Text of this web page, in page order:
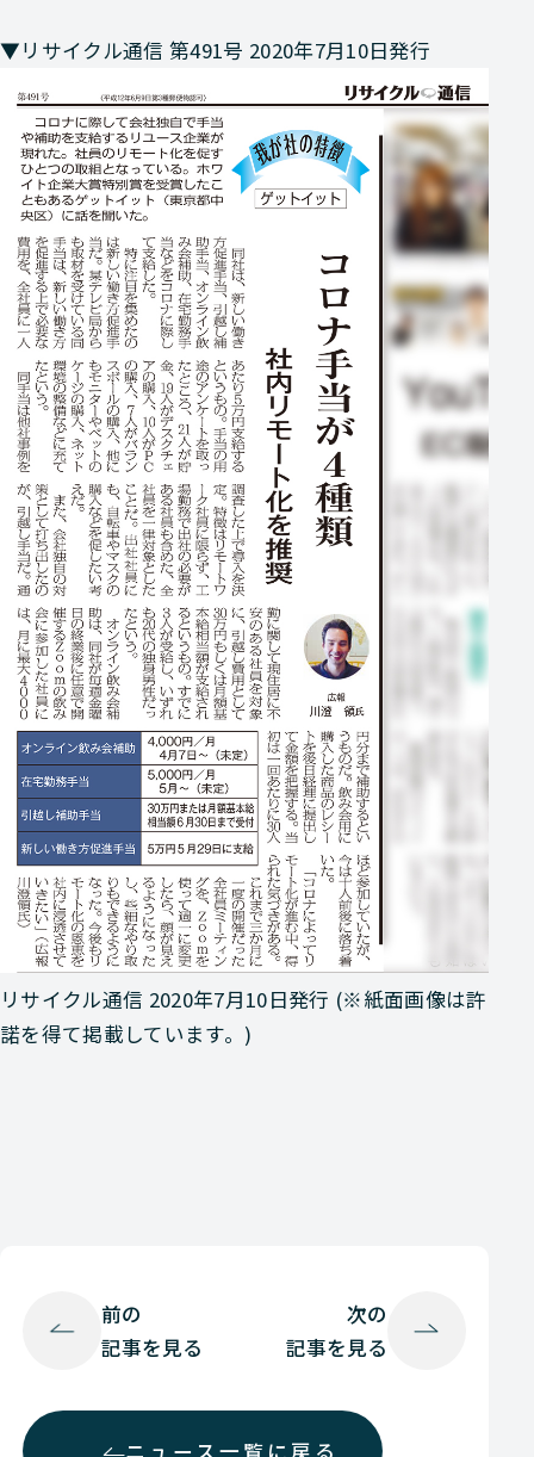
▼リサイクル通信 第491号 2020年7月10日発行
リサイクル通信 2020年7月10日発行 (※紙面画像は許
諾を得て掲載しています。)
前の
記事を見る
ニュース一覧に戻る
次の
記事を見る